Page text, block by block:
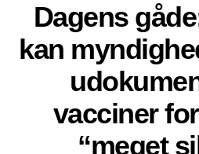
Dagens
kan
vacciner
“meget